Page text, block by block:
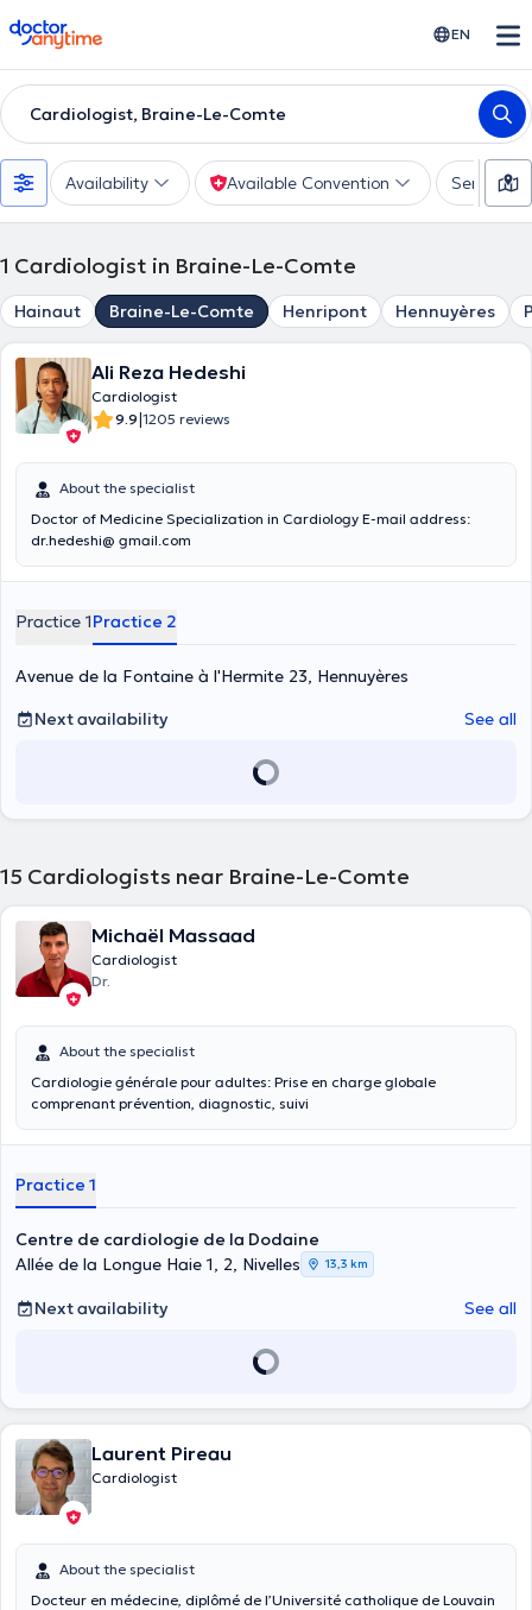
doctoranytime EN
Cardiologist, Braine-Le-Comte
Availability Available Convention Services
1 Cardiologist in Braine-Le-Comte
Hainaut Braine-Le-Comte Henripont Hennuyères
Ali Reza Hedeshi
Cardiologist
9.9|1205 reviews
About the specialist
Doctor of Medicine Specialization in Cardiology E-mail address:
dr.hedeshi@ gmail.com
Practice 1Practice 2
Avenue de la Fontaine à l'Hermite 23, Hennuyères
Next availability
See all
15 Cardiologists near Braine-Le-Comte
Michaël Massaad
Cardiologist
Dr.
About the specialist
Cardiologie générale pour adultes: Prise en charge globale
comprenant prévention, diagnostic, suivi
Practice 1
Centre de cardiologie de la Dodaine
Allée de la Longue Haie 1, 2, Nivelles
13,3 km
Next availability See all
Laurent Pireau
Cardiologist
About the specialist
Docteur en médecine, diplômé de l’Université catholique de Louvain